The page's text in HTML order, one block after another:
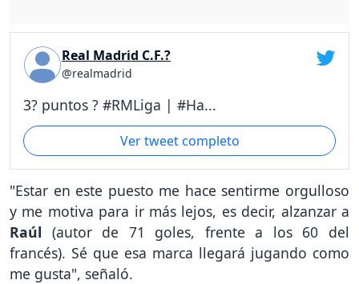
Real Madrid C.F.?
@realmadrid
3? puntos ? #RMLiga | #Ha...
Ver tweet completo
"Estar en este puesto me hace sentirme orgulloso
y me motiva para ir más lejos, es decir, alzanzar a
Raúl (autor de 71 goles, frente a los 60 del
francés). Sé que esa marca llegará jugando como
me gusta", señaló.